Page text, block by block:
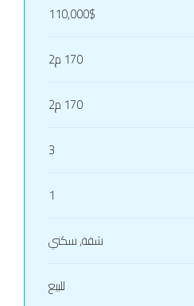
110,000$
170 م2
170 م2
3
1
شقة, سكني
للبيع